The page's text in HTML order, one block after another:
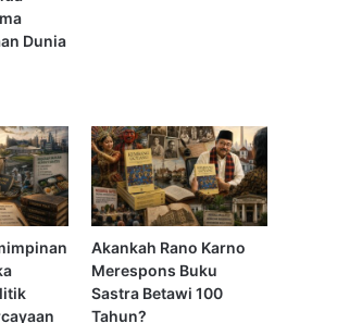
Dunia
Akankah Rano Karno
Merespons Buku
Sastra Betawi 100
Tahun?